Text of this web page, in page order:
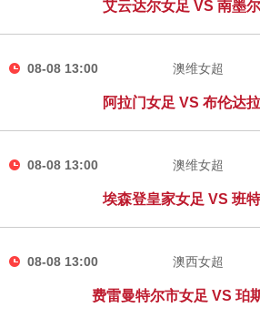
艾云达尔女足 VS 南墨
08-08 13:00 澳维女超
阿拉门女足 VS 布伦达
08-08 13:00 澳维女超
埃森登皇家女足 VS 班
08-08 13:00 澳西女超
费雷曼特尔市女足 VS 珀